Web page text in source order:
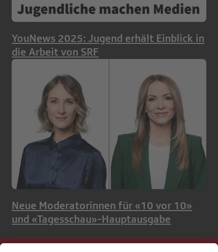
YouNews 2025: Jugend erhält Einblick in
die Arbeit von SRF
Neue Moderatorinnen für «10 vor 10»
und «Tagesschau»-Hauptausgabe